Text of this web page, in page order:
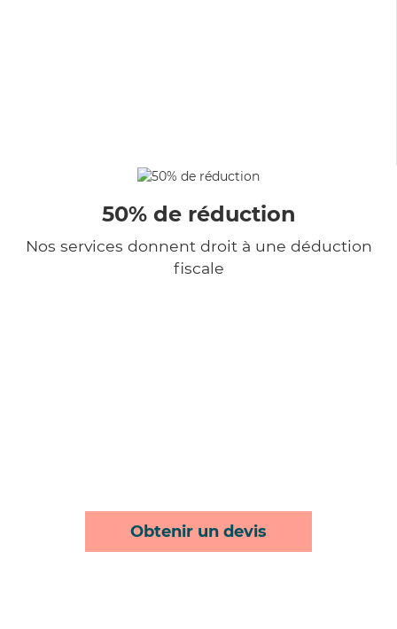
50% de réduction
Nos services donnent droit à une déduction
fiscale
Obtenir un devis